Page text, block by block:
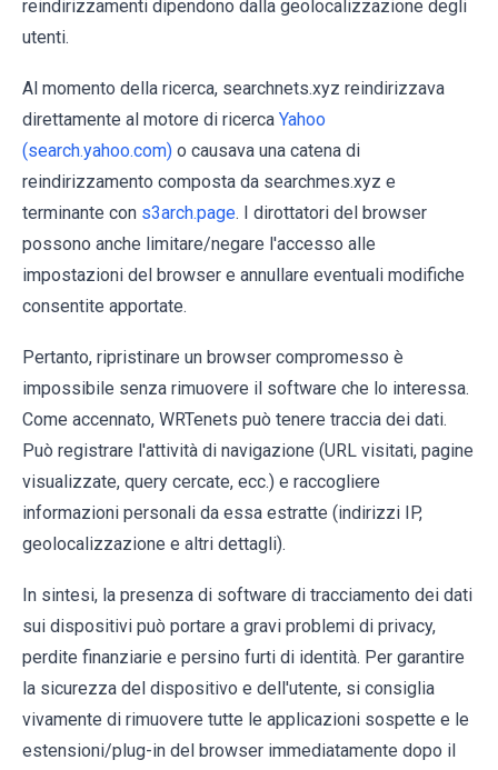
reindirizzamenti dipendono dalla geolocalizzazione degli
utenti.
Al momento della ricerca, searchnets.xyz reindirizzava
direttamente al motore di ricerca Yahoo
(search.yahoo.com) o causava una catena di
reindirizzamento composta da searchmes.xyz e
terminante con s3arch.page. I dirottatori del browser
possono anche limitare/negare l'accesso alle
impostazioni del browser e annullare eventuali modifiche
consentite apportate.
Pertanto, ripristinare un browser compromesso è
impossibile senza rimuovere il software che lo interessa.
Come accennato, WRTenets può tenere traccia dei dati.
Può registrare l'attività di navigazione (URL visitati, pagine
visualizzate, query cercate, ecc.) e raccogliere
informazioni personali da essa estratte (indirizzi IP,
geolocalizzazione e altri dettagli).
In sintesi, la presenza di software di tracciamento dei dati
sui dispositivi può portare a gravi problemi di privacy,
perdite finanziarie e persino furti di identità. Per garantire
la sicurezza del dispositivo e dell'utente, si consiglia
vivamente di rimuovere tutte le applicazioni sospette e le
estensioni/plug-in del browser immediatamente dopo il